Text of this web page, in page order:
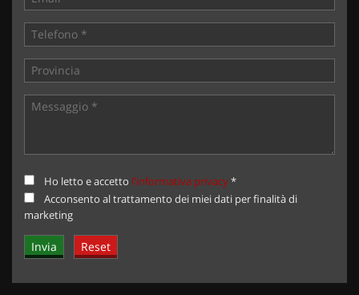
Ho letto e accetto l'informativa privacy*
Acconsento al trattamento dei miei dati per finalità di
marketing